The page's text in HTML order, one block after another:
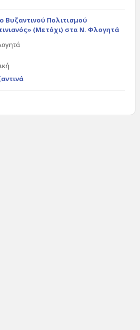
Βυζαντινού Πολιτισμού
(Μετόχι) στα Ν. Φλογητά